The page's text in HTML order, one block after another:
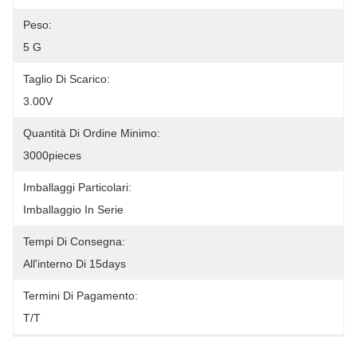
Peso:
5 G
Taglio Di Scarico:
3.00V
Quantità Di Ordine Minimo:
3000pieces
Imballaggi Particolari:
Imballaggio In Serie
Tempi Di Consegna:
All'interno Di 15days
Termini Di Pagamento:
T/T